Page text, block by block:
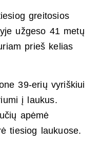
greitosios
užgeso 41 metų
prieš kelias
39-erių vyriškiui
į laukus.
apėmė
tiesiog laukuose.